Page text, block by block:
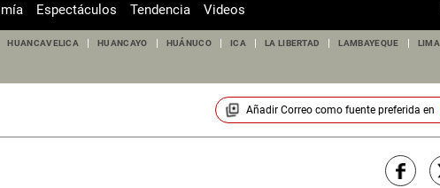
Espectáculos Tendencia Videos
HUANCAVELICA HUANCAYO HUÁNUCO ICA LA LIBERTAD LAMBAYEQUE LIMA
Añadir Correocomo fuente preferida en